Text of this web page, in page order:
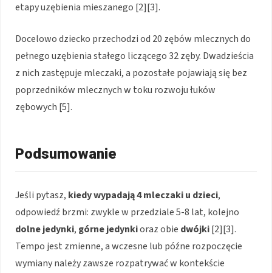
etapy uzębienia mieszanego [2][3].
Docelowo dziecko przechodzi od 20 zębów mlecznych do
pełnego uzębienia stałego liczącego 32 zęby. Dwadzieścia
z nich zastępuje mleczaki, a pozostałe pojawiają się bez
poprzedników mlecznych w toku rozwoju łuków
zębowych [5].
Podsumowanie
Jeśli pytasz, kiedy wypadają 4 mleczaki u dzieci,
odpowiedź brzmi: zwykle w przedziale 5-8 lat, kolejno
dolne jedynki, górne jedynkioraz obie dwójki[2][3].
Tempo jest zmienne, a wczesne lub późne rozpoczęcie
wymiany należy zawsze rozpatrywać w kontekście